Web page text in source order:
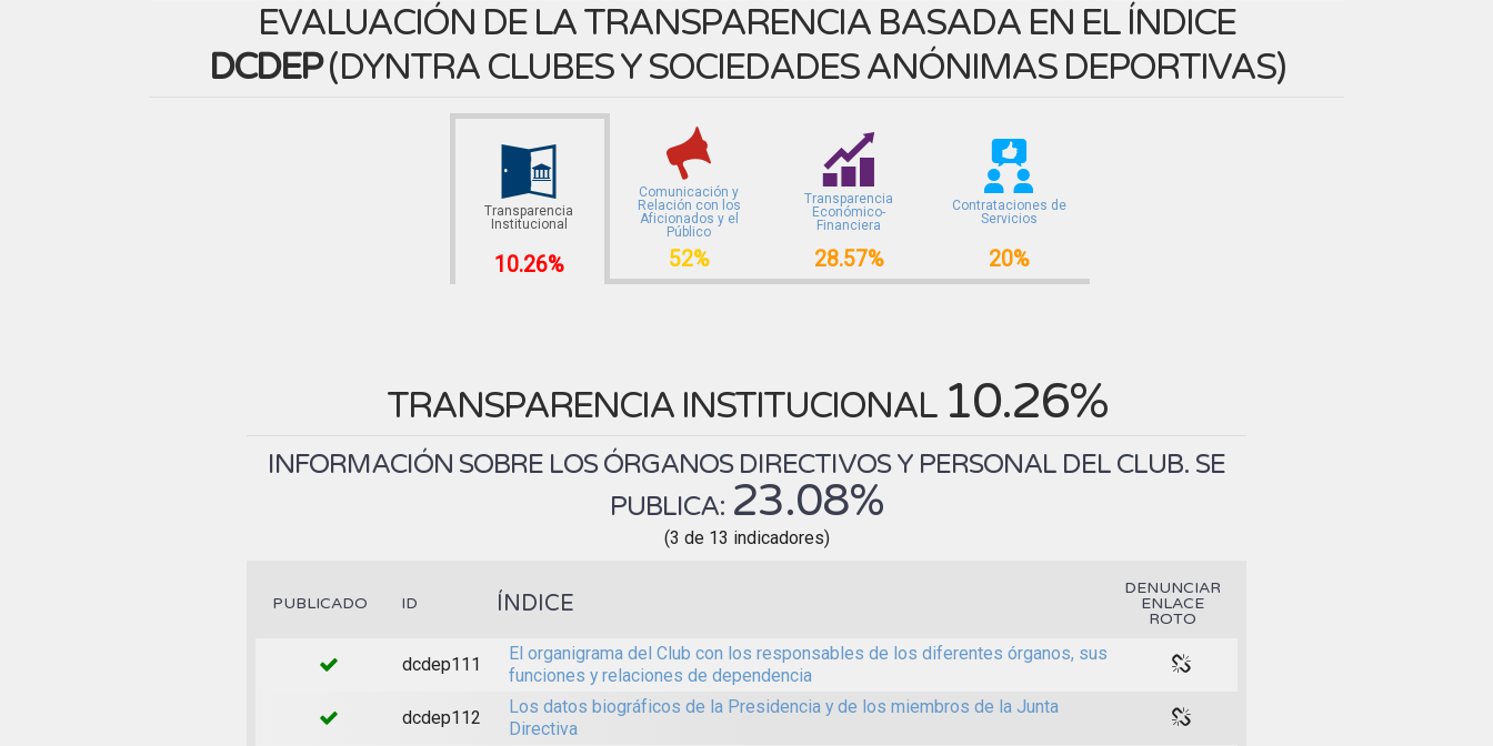
EVALUACIÓN DE LA TRANSPARENCIA BASADA EN EL ÍNDICE
DCDEP(DYNTRA CLUBES Y SOCIEDADES ANÓNIMAS DEPORTIVAS)
Transparencia
Institucional
10.26%
Comunicación y
Relación con los
Aficionados y el
Público
52%
Transparencia
Económico-
Financiera
28.57%
Contrataciones de
Servicios
20%
TRANSPARENCIA INSTITUCIONAL 10.26%
INFORMACIÓN SOBRE LOS ÓRGANOS DIRECTIVOS Y PERSONAL DEL CLUB. SE
PUBLICA: 23.08%
(3 de 13 indicadores)
PUBLICADO ID ÍNDICE
DENUNCIAR
ENLACE
ROTO
dcdep111
El organigrama del Club con los responsables de los diferentes órganos, sus
funciones y relaciones de dependencia
dcdep112
Los datos biográficos de la Presidencia y de los miembros de la Junta
Directiva